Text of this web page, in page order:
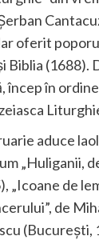
oferit
Biblia (1688).
încep în
aduce
„Huliganii,
„Icoane de
de